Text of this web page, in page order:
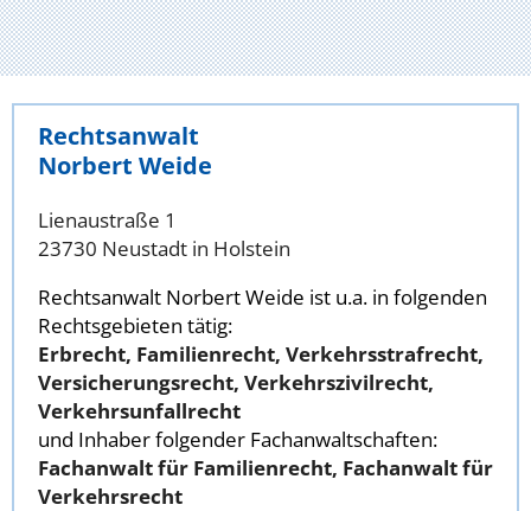
Rechtsanwalt
Norbert Weide
Lienaustraße 1
23730 Neustadt in Holstein
Rechtsanwalt Norbert Weide ist u.a. in folgenden
Rechtsgebieten tätig:
Erbrecht, Familienrecht, Verkehrsstrafrecht,
Versicherungsrecht, Verkehrszivilrecht,
Verkehrsunfallrecht
und Inhaber folgender Fachanwaltschaften:
Fachanwalt für Familienrecht, Fachanwalt für
Verkehrsrecht